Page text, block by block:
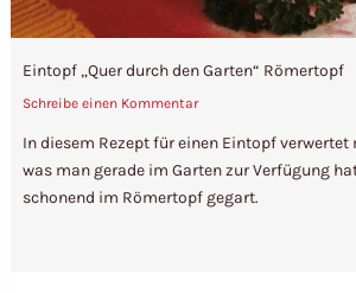
Eintopf „Quer durch den Garten“ Römertopf
Schreibe einen Kommentar
In diesem Rezept für einen Eintopf verwertet
was man gerade im Garten zur Verfügung
schonend im Römertopf gegart.